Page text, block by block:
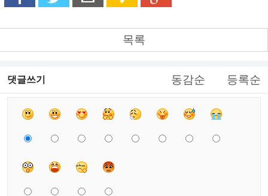
목록
댓글쓰기 동감순 등록순